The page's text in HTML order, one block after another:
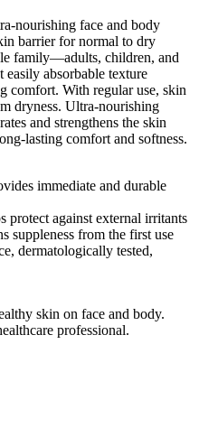
nourishing face and body
barrier for normal to dry
family—adults, children, and
absorbable texture
comfort. With regular use, skin
dryness. Ultra-nourishing
and strengthens the skin
lasting comfort and softness.
immediate and durable
protect against external irritants
suppleness from the first use
dermatologically tested,
skin on face and body.
professional.